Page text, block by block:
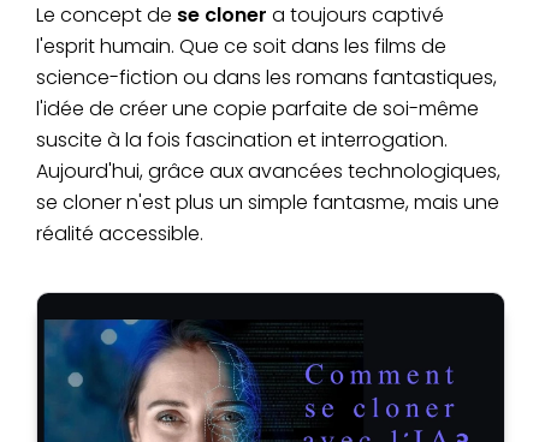
Le concept de se cloner a toujours captivé
l'esprit humain. Que ce soit dans les films de
science-fiction ou dans les romans fantastiques,
l'idée de créer une copie parfaite de soi-même
suscite à la fois fascination et interrogation.
Aujourd'hui, grâce aux avancées technologiques,
se cloner n'est plus un simple fantasme, mais une
réalité accessible.